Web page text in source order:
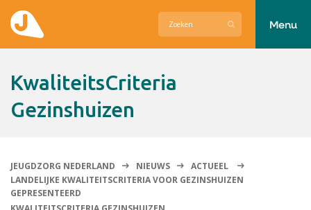
Contact
Menu
KwaliteitsCriteria
Gezinshuizen
JEUGDZORG NEDERLAND NIEUWS
ACTUEEL
LANDELIJKE KWALITEITSCRITERIA VOOR GEZINSHUIZEN
GEPRESENTEERD